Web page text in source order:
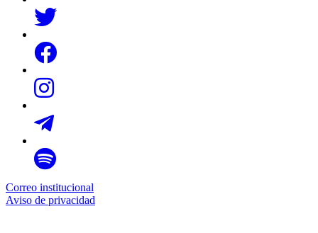
Correo institucional
Aviso de privacidad